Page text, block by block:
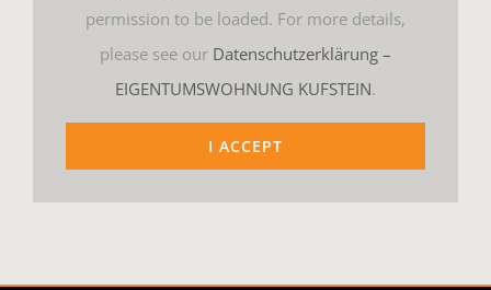
permission to be loaded. For more details,
please see our Datenschutzerklärung –
EIGENTUMSWOHNUNG KUFSTEIN.
I ACCEPT